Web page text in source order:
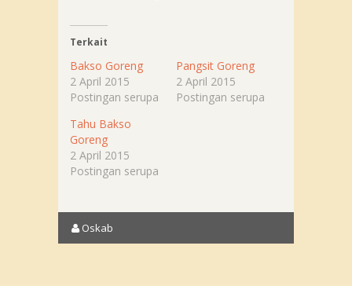
Terkait
Bakso Goreng
2 April 2015
Postingan serupa
Pangsit Goreng
2 April 2015
Postingan serupa
Tahu Bakso
Goreng
2 April 2015
Postingan serupa
Oskab